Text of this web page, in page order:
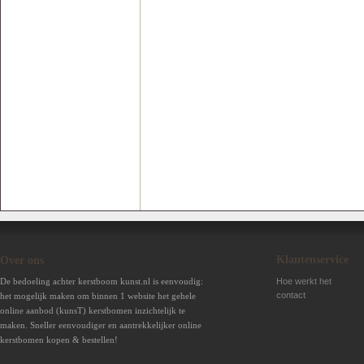
Over ons
De bedoeling achter kerstboom kunst.nl is eenvoudig:
het mogelijk maken om binnen 1 website het gehele
online aanbod (kunsT) kerstbomen inzichtelijk te
maken. Sneller eenvoudiger en aantrekkelijker online
kerstbomen kopen & bestellen!
Klantenservice
Hoe werkt het
contact